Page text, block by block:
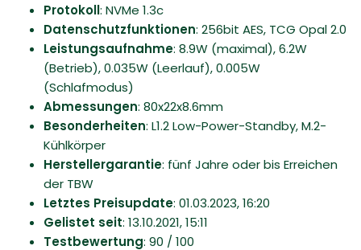
Protokoll: NVMe 1.3c
Datenschutzfunktionen: 256bit AES, TCG Opal 2.0
Leistungsaufnahme: 8.9W (maximal), 6.2W
(Betrieb), 0.035W (Leerlauf), 0.005W
(Schlafmodus)
Abmessungen: 80x22x8.6mm
Besonderheiten: L1.2 Low-Power-Standby, M.2-
Kühlkörper
Herstellergarantie: fünf Jahre oder bis Erreichen
der TBW
Letztes Preisupdate: 01.03.2023, 16:20
Gelistet seit: 13.10.2021, 15:11
Testbewertung: 90 / 100